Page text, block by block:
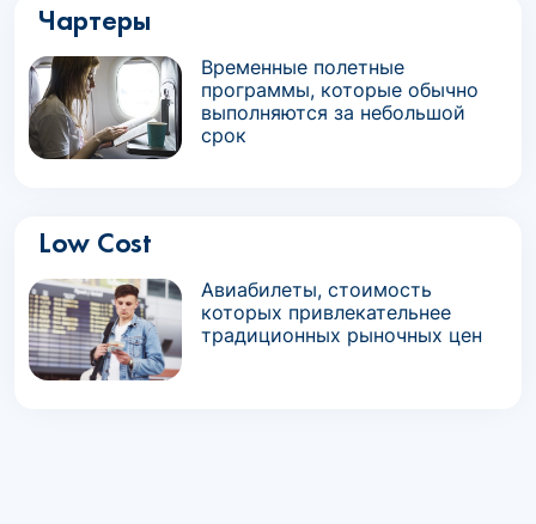
Чартеры
Временные полетные
программы, которые обычно
выполняются за небольшой
срок
Low Cost
Авиабилеты, стоимость
которых привлекательнее
традиционных рыночных цен